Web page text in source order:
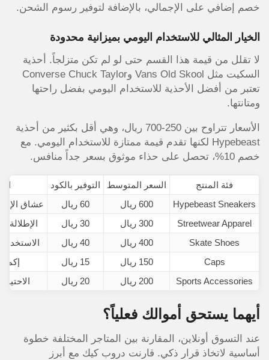
خصم إضافي على الإجمالي، بالإضافة لتوفير رسوم الشحن.
الخيار المثالي للاستخدام اليومي بميزانية محدودة
لا تقلل من قيمة هذا القسم حتى لو لم تكن متزلجاً. أحذية
السكيت مثل Vans Old Skool وConverse Chuck Taylor
تعتبر من أفضل الأحذية للاستخدام اليومي بفضل راحتها
ومتانتها.
الأسعار تتراوح بين 250-700 ريال، وهي أقل بكثير من أحذية
Hypebeast لكنها تقدم قيمة ممتازة للاستخدام اليومي. مع
خصم 10%، تحصل على حذاء موثوق بسعر جداً منافس.
فئة المنتج السعر المتوسط التوفير بالكود
Hypebeast Sneakers
600 ريال 60 ريال
عشاق
Streetwear Apparel
300 ريال 30 ريال
الإطلالة
Skate Shoes
400 ريال 40 ريال
Caps
150 ريال 15 ريال
Sports Accessories
200 ريال 20 ريال
أيهما يستحق أموالك فعلياً؟
عند التسوق أونلاين، المقارنة بين المتاجر المختلفة خطوة
أساسية لاتخاذ قرار ذكي. قارنت دروب كيك مع أبرز